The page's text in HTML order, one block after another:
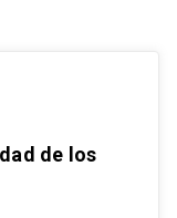
de los